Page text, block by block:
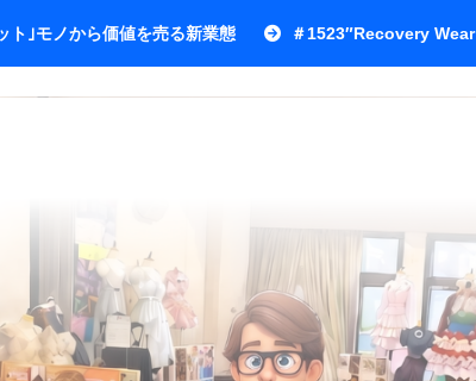
ト｣モノから価値を売る新業態 ＃1523″Recovery